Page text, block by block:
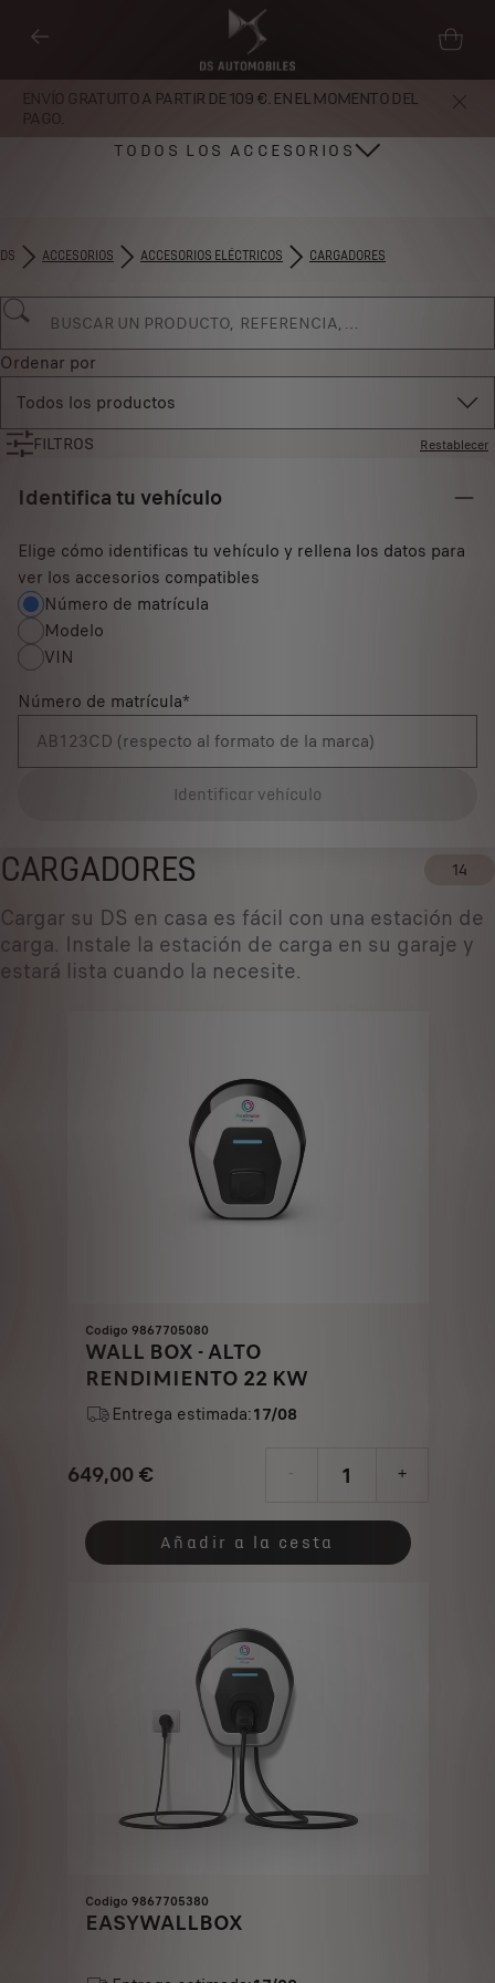
ENVÍO GRATUITO A PARTIR DE 109 €. EN EL MOMENTO DEL
PAGO.
TODOS LOS ACCESORIOS
DS ACCESORIOS ACCESORIOS ELÉCTRICOS CARGADORES
Ordenar por
Todos los productos
FILTROS Restablecer
Identifica tu vehículo
Elige cómo identificas tu vehículo y rellena los datos para
ver los accesorios compatibles
Número de matrícula
Modelo
VIN
Número de matrícula*
Identificar vehículo
CARGADORES 14
Cargar su DS en casa es fácil con una estación de
carga. Instale la estación de carga en su garaje y
estará lista cuando la necesite.
Codigo 9867705080
WALL BOX - ALTO
RENDIMIENTO 22 KW
Entrega estimada:17/08
649,00 €
Price
649,00
- +
Quantity
updated
Añadir a la cesta
Codigo 9867705380
EASYWALLBOX